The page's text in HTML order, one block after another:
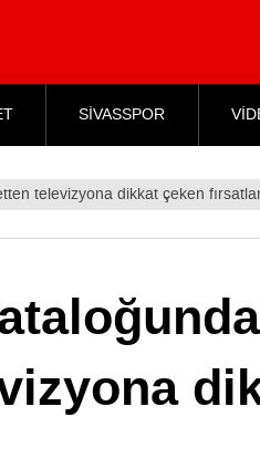
SİVASSPOR
televizyona dikkat çeken